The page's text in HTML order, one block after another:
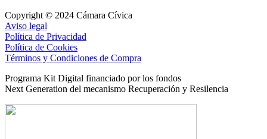
Copyright © 2024 Cámara Cívica
Aviso legal
Política de Privacidad
Política de Cookies
Términos y Condiciones de Compra
Programa Kit Digital financiado por los fondos
Next Generation del mecanismo Recuperación y Resilencia